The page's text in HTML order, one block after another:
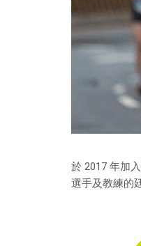
於 2017 年加
選手及教練的